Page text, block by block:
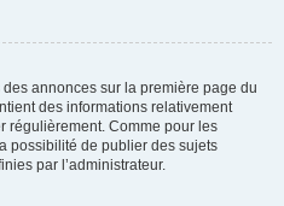
annonces sur la première page du
des informations relativement
régulièrement. Comme pour les
possibilité de publier des sujets
par l’administrateur.